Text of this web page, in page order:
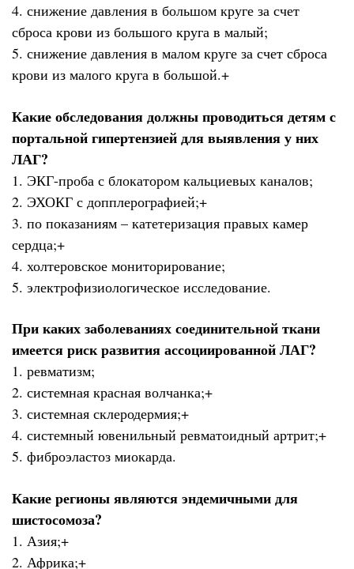
4. снижение давления в большом круге за счет
сброса крови из большого круга в малый;
5. снижение давления в малом круге за счет сброса
крови из малого круга в большой.+
Какие обследования должны проводиться детям с
портальной гипертензией для выявления у них
ЛАГ?
1. ЭКГ-проба с блокатором кальциевых каналов;
2. ЭХОКГ с допплерографией;+
3. по показаниям – катетеризация правых камер
сердца;+
4. холтеровское мониторирование;
5. электрофизиологическое исследование.
При каких заболеваниях соединительной ткани
имеется риск развития ассоциированной ЛАГ?
1. ревматизм;
2. системная красная волчанка;+
3. системная склеродермия;+
4. системный ювенильный ревматоидный артрит;+
5. фиброэластоз миокарда.
Какие регионы являются эндемичными для
шистосомоза?
1. Азия;+
2. Африка;+